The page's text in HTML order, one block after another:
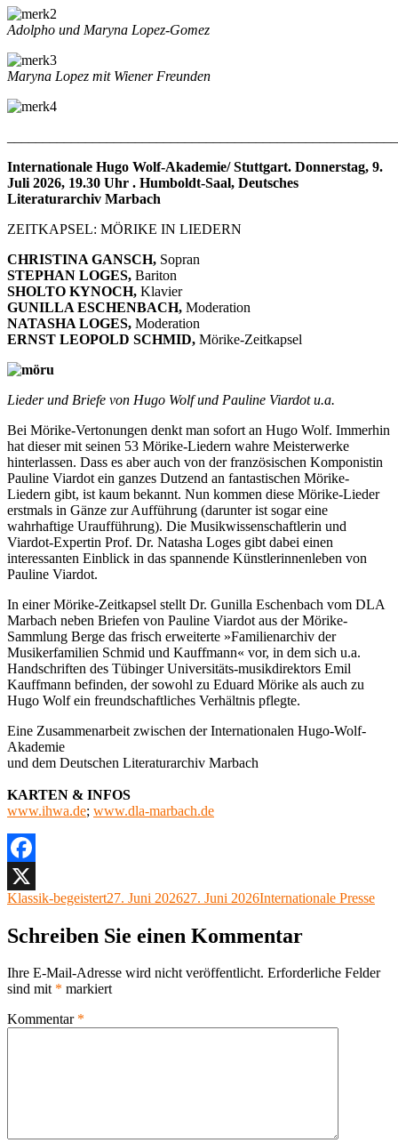
Adolpho und Maryna Lopez-Gomez
Maryna Lopez mit Wiener Freunden
Internationale Hugo Wolf-Akademie/ Stuttgart. Donnerstag, 9.
Juli 2026, 19.30 Uhr . Humboldt-Saal, Deutsches
Literaturarchiv Marbach
ZEITKAPSEL: MÖRIKE IN LIEDERN
CHRISTINA GANSCH, Sopran
STEPHAN LOGES, Bariton
SHOLTO KYNOCH, Klavier
GUNILLA ESCHENBACH, Moderation
NATASHA LOGES, Moderation
ERNST LEOPOLD SCHMID, Mörike-Zeitkapsel
Lieder und Briefe von Hugo Wolf und Pauline Viardot u.a.
Bei Mörike-Vertonungen denkt man sofort an Hugo Wolf. Immerhin
hat dieser mit seinen 53 Mörike-Liedern wahre Meisterwerke
hinterlassen. Dass es aber auch von der französischen Komponistin
Pauline Viardot ein ganzes Dutzend an fantastischen Mörike-
Liedern gibt, ist kaum bekannt. Nun kommen diese Mörike-Lieder
erstmals in Gänze zur Aufführung (darunter ist sogar eine
wahrhaftige Uraufführung). Die Musikwissenschaftlerin und
Viardot-Expertin Prof. Dr. Natasha Loges gibt dabei einen
interessanten Einblick in das spannende Künstlerinnenleben von
Pauline Viardot.
In einer Mörike-Zeitkapsel stellt Dr. Gunilla Eschenbach vom DLA
Marbach neben Briefen von Pauline Viardot aus der Mörike-
Sammlung Berge das frisch erweiterte »Familienarchiv der
Musikerfamilien Schmid und Kauffmann« vor, in dem sich u.a.
Handschriften des Tübinger Universitäts-musikdirektors Emil
Kauffmann befinden, der sowohl zu Eduard Mörike als auch zu
Hugo Wolf ein freundschaftliches Verhältnis pflegte.
Eine Zusammenarbeit zwischen der Internationalen Hugo-Wolf-
Akademie
und dem Deutschen Literaturarchiv Marbach
KARTEN & INFOS
www.ihwa.de; www.dla-marbach.de
Facebook
X
Autor
Klassik-begeistertVeröffentlicht
27. Juni 202627. Juni 2026Kategorien
Internationale Presse
Schreiben Sie einen Kommentar
Ihre E-Mail-Adresse wird nicht veröffentlicht. Erforderliche Felder
sind mit * markiert
Kommentar *